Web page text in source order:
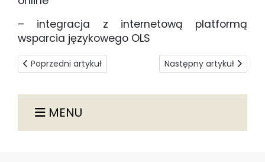
MENU
– integracja z internetową platformą
wsparcia językowego OLS
Poprzedni artykuł: Erasmus Student Network (ESN)
Poprzedni artykuł Następny artykuł: Rok
Następny artykuł